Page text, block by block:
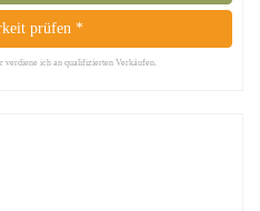
prüfen *
ich an qualifizierten Verkäufen.